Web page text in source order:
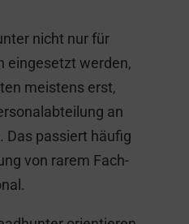
nicht nur für
eingesetzt werden,
meistens erst,
an
Das passiert häufig
von rarem Fach-